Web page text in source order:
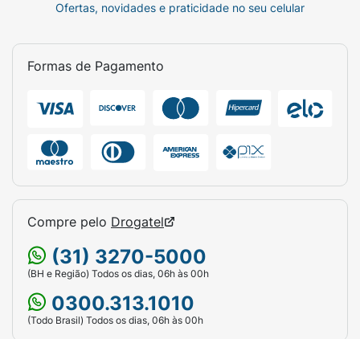
Ofertas, novidades e praticidade no seu celular
Formas de Pagamento
Compre pelo Drogatel
(31) 3270-5000
(BH e Região) Todos os dias, 06h às 00h
0300.313.1010
(Todo Brasil) Todos os dias, 06h às 00h